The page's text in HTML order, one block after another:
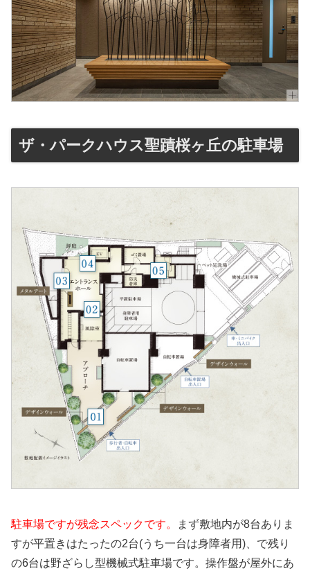
ザ・パークハウス聖蹟桜ヶ丘の駐車場
駐車場ですが残念スペックです。
まず敷地内が8台ありま
すが平置きはたったの2台(うち一台は身障者用)、で残り
の6台は野ざらし型機械式駐車場です。操作盤が屋外にあ